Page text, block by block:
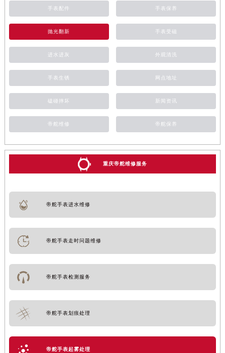
手表配件 手表保养
抛光翻新 手表受磁
进水进灰 外观清洗
手表生锈 网点地址
磕碰摔坏 新闻资讯
帝舵维修 帝舵保养
重庆帝舵维修服务
帝舵手表进水维修
帝舵手表走时问题维修
帝舵手表检测服务
帝舵手表划痕处理
帝舵手表起雾处理